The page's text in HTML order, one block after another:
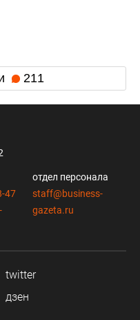
211
47
отдел персонала
staff@business-
gazeta.ru
twitter
дзен